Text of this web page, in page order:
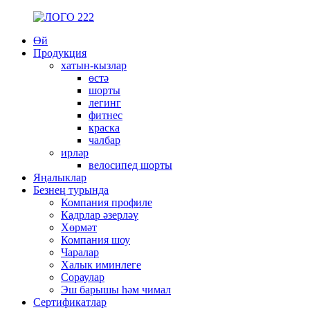
Өй
Продукция
хатын-кызлар
өстә
шорты
легинг
фитнес
краска
чалбар
ирләр
велосипед шорты
Яңалыклар
Безнең турында
Компания профиле
Кадрлар әзерләү
Хөрмәт
Компания шоу
Чаралар
Халык иминлеге
Сораулар
Эш барышы һәм чимал
Сертификатлар